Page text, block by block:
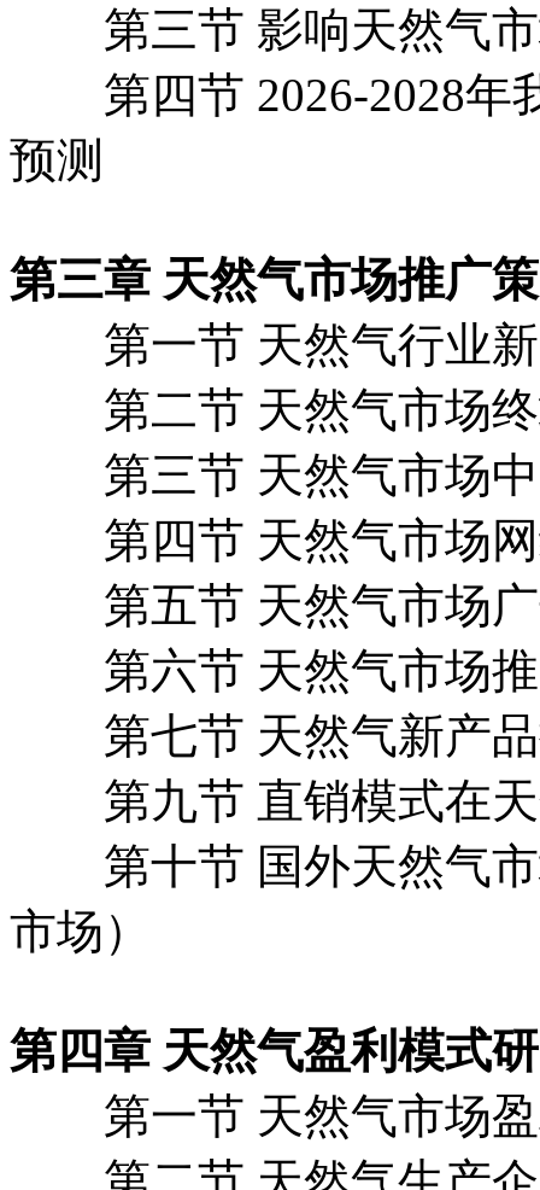
第三节 影响天然气市
第四节 2026-2028年
预测
第三章 天然气市场推广
第一节 天然气行业新
第二节 天然气市场终
第三节 天然气市场中
第四节 天然气市场网
第五节 天然气市场广
第六节 天然气市场推
第七节 天然气新产品
第九节 直销模式在天
第十节 国外天然气市
市场）
第四章 天然气盈利模式
第一节 天然气市场盈